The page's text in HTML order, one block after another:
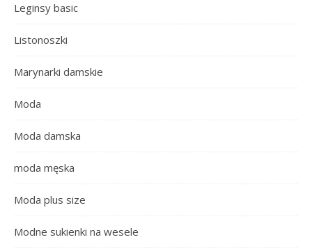
Leginsy basic
Listonoszki
Marynarki damskie
Moda
Moda damska
moda męska
Moda plus size
Modne sukienki na wesele